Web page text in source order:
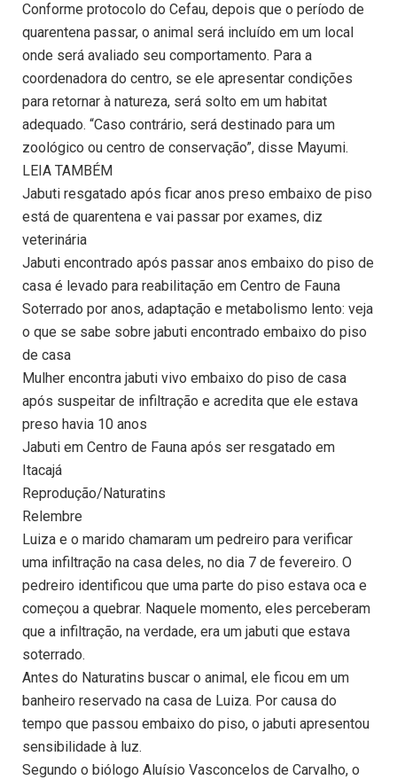
Conforme protocolo do Cefau, depois que o período de
quarentena passar, o animal será incluído em um local
onde será avaliado seu comportamento. Para a
coordenadora do centro, se ele apresentar condições
para retornar à natureza, será solto em um habitat
adequado. “Caso contrário, será destinado para um
zoológico ou centro de conservação”, disse Mayumi.
LEIA TAMBÉM
Jabuti resgatado após ficar anos preso embaixo de piso
está de quarentena e vai passar por exames, diz
veterinária
Jabuti encontrado após passar anos embaixo do piso de
casa é levado para reabilitação em Centro de Fauna
Soterrado por anos, adaptação e metabolismo lento: veja
o que se sabe sobre jabuti encontrado embaixo do piso
de casa
Mulher encontra jabuti vivo embaixo do piso de casa
após suspeitar de infiltração e acredita que ele estava
preso havia 10 anos
Jabuti em Centro de Fauna após ser resgatado em
Itacajá
Reprodução/Naturatins
Relembre
Luiza e o marido chamaram um pedreiro para verificar
uma infiltração na casa deles, no dia 7 de fevereiro. O
pedreiro identificou que uma parte do piso estava oca e
começou a quebrar. Naquele momento, eles perceberam
que a infiltração, na verdade, era um jabuti que estava
soterrado.
Antes do Naturatins buscar o animal, ele ficou em um
banheiro reservado na casa de Luiza. Por causa do
tempo que passou embaixo do piso, o jabuti apresentou
sensibilidade à luz.
Segundo o biólogo Aluísio Vasconcelos de Carvalho, o